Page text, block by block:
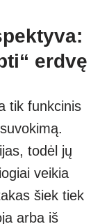
erdvę
tik funkcinis
todėl jų
veikia
šiek tiek
arba iš